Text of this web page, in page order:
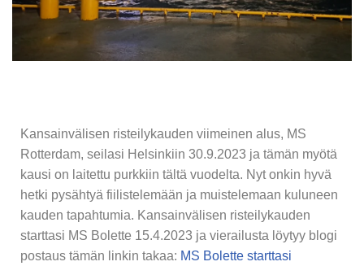
Kansainvälisen risteilykauden viimeinen alus, MS
Rotterdam, seilasi Helsinkiin 30.9.2023 ja tämän myötä
kausi on laitettu purkkiin tältä vuodelta. Nyt onkin hyvä
hetki pysähtyä fiilistelemään ja muistelemaan kuluneen
kauden tapahtumia. Kansainvälisen risteilykauden
starttasi MS Bolette 15.4.2023 ja vierailusta löytyy blogi
postaus tämän linkin takaa: MS Bolette starttasi